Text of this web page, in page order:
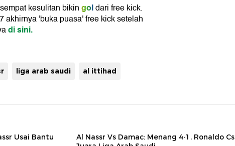
kesulitan bikingoldari free kick.
akhirnya 'buka puasa' free kick setelah
di sini.
liga arab saudi al ittihad
Usai Bantu
Al Nassr Vs Damac: Menang 4-1, Ronaldo Cs